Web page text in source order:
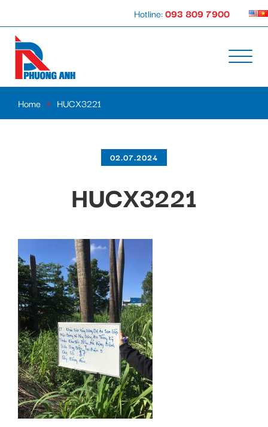
Hotline:093 809 7900
Home » HUCX3221
02.07.2024
HUCX3221